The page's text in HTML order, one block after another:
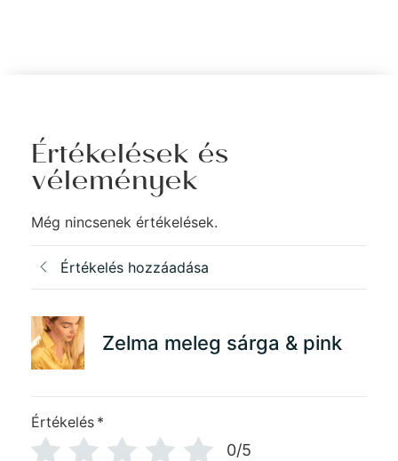
Értékelések és
vélemények
Még nincsenek értékelések.
Értékelés hozzáadása
Zelma meleg sárga & pink
Értékelés *
0/5